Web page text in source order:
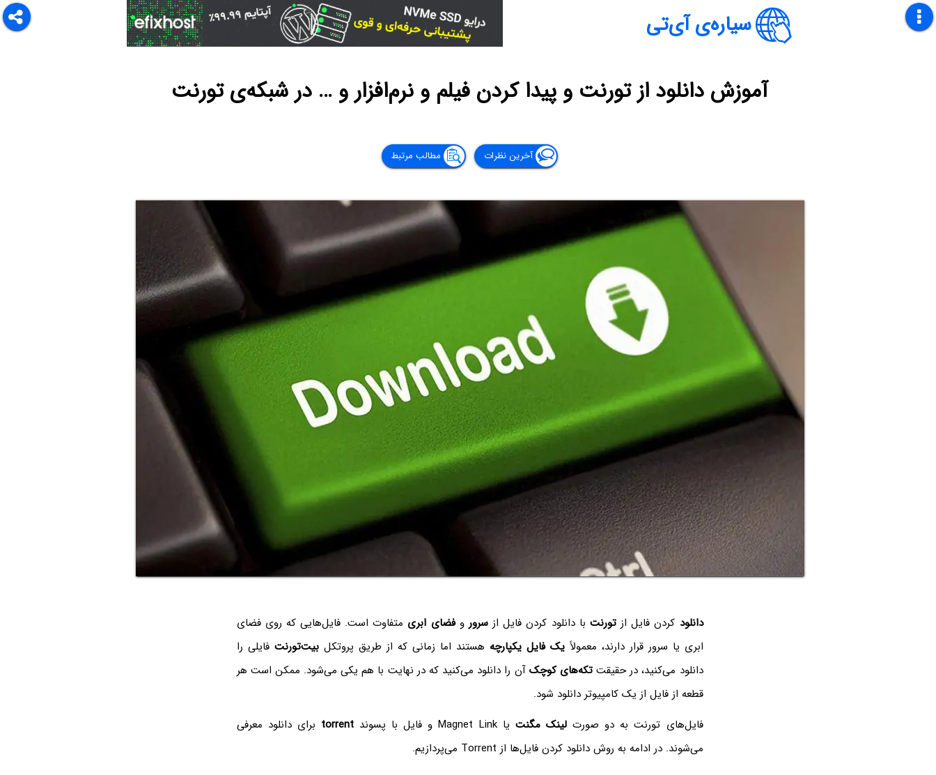
سیاره‌ی آی‌تی
آموزش دانلود از تورنت و پیدا کردن فیلم و نرم‌افزار و … در شبکه‌ی تورنت
آخرین نظرات مطالب مرتبط
دانلود کردن فایل ازتورنت با دانلود کردن فایل ازسروروفضای ابری متفاوت است. فایل‌هایی که روی فضای
ابری یا سرور قرار دارند، معمولاًیک فایل یکپارچه هستند اما زمانی که از طریق پروتکلبیت‌تورنت فایلی را
دانلود می‌کنید، در حقیقتتکه‌های کوچک آن را دانلود می‌کنید که در نهایت با هم یکی می‌شود. ممکن است هر
قطعه از فایل از یک کامپیوتر دانلود شود.
فایل‌های تورنت به دو صورتلینک مگنت یا Magnet Link و فایل با پسوند torrent برای دانلود معرفی
می‌شوند. در ادامه به روش دانلود کردن فایل‌ها از Torrent‌ می‌پردازیم.